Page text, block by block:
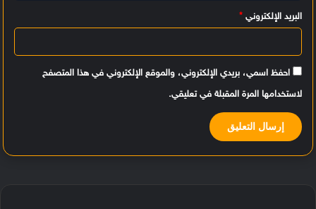
البريد الإلكتروني *
احفظ اسمي، بريدي الإلكتروني، والموقع الإلكتروني في هذا المتصفح
لاستخدامها المرة المقبلة في تعليقي.